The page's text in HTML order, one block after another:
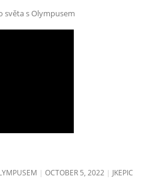
světa s Olympusem
OCTOBER 5, 2022 JKEPIC